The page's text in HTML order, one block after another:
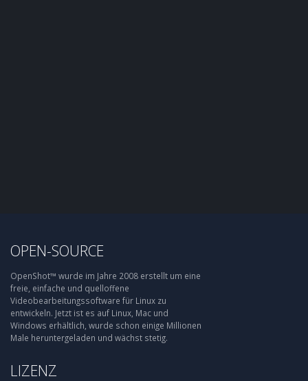
OPEN-SOURCE
OpenShot™ wurde im Jahre 2008 erstellt um eine
freie, einfache und quelloffene
Videobearbeitungssoftware für Linux zu
entwickeln. Jetzt ist es auf Linux, Mac und
Windows erhältlich, wurde schon einige Millionen
Male heruntergeladen und wächst stetig.
LIZENZ